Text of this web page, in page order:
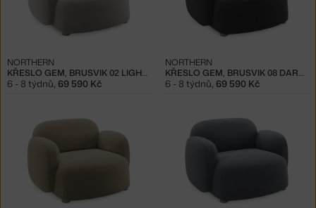
KŘESLO GEM, BRUSVIK 02 LIGHT GREY
NORTHERN
6 - 8 týdnů 69 590 Kč
KŘESLO GEM, BRUSVIK 08 DARK GREY
NORTHERN
6 - 8 týdnů 69 590 Kč